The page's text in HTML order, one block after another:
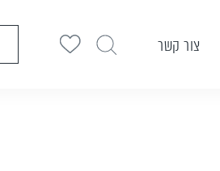
צור קשר